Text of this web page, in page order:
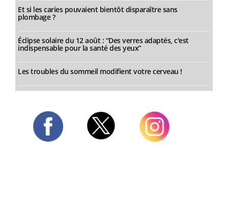
Et si les caries pouvaient bientôt disparaître sans
plombage ?
Éclipse solaire du 12 août : “Des verres adaptés, c'est
indispensable pour la santé des yeux”
Les troubles du sommeil modifient votre cerveau !